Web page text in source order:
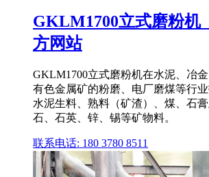
GKLM1700立式磨粉机
方网站
GKLM1700立式磨粉机在水泥、冶金
有色金属矿的粉磨、电厂磨煤等行
水泥生料、熟料（矿渣）、煤、石
石、石英、锌、锡等矿物料。
联系电话: 180 3780 8511